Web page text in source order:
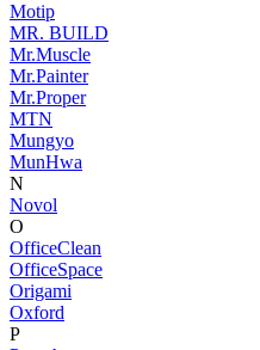
Motip
MR. BUILD
Mr.Muscle
Mr.Painter
Mr.Proper
MTN
Mungyo
MunHwa
N
Novol
O
OfficeClean
OfficeSpace
Origami
Oxford
P